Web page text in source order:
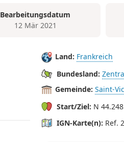
Bearbeitungsdatum
12 Mär 2021
Land: Frankreich
Bundesland:
Gemeinde: Saint-
Start/Ziel: N
IGN-Karte(n): Ref.